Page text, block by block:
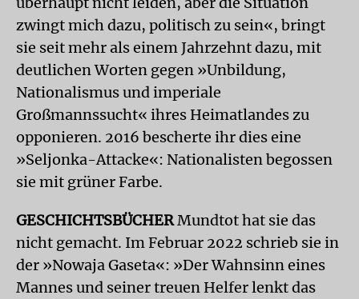
zwingt mich dazu, politisch zu sein«, bringt
sie seit mehr als einem Jahrzehnt dazu, mit
deutlichen Worten gegen »Unbildung,
Nationalismus und imperiale
Großmannssucht« ihres Heimatlandes zu
opponieren. 2016 bescherte ihr dies eine
»Seljonka-Attacke«: Nationalisten begossen
sie mit grüner Farbe.
GESCHICHTSBÜCHER Mundtot hat sie das
nicht gemacht. Im Februar 2022 schrieb sie in
der »Nowaja Gaseta«: »Der Wahnsinn eines
Mannes und seiner treuen Helfer lenkt das